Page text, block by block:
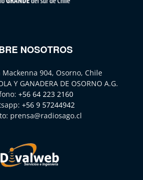
NOSOTROS
Mackenna 904, Osorno, Chile
Y GANADERA DE OSORNO A.G.
+56 64 223 2160
+56 9 57244942
prensa@radiosago.cl